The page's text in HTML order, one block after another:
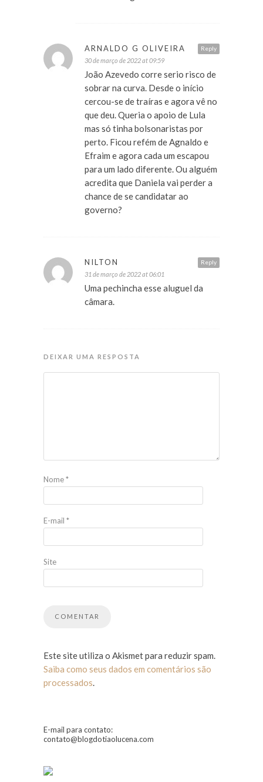
Reply
ARNALDO G OLIVEIRA
30 de março de 2022 at 09:59
João Azevedo corre serio risco de
sobrar na curva. Desde o início
cercou-se de traíras e agora vê no
que deu. Queria o apoio de Lula
mas só tinha bolsonaristas por
perto. Ficou refém de Agnaldo e
Efraim e agora cada um escapou
para um lado diferente. Ou alguém
acredita que Daniela vai perder a
chance de se candidatar ao
governo?
Reply
NILTON
31 de março de 2022 at 06:01
Uma pechincha esse aluguel da
câmara.
DEIXAR UMA RESPOSTA
Nome*
E-mail *
Site
Este site utiliza o Akismet para reduzir spam.
Saiba como seus dados em comentários são
processados.
E-mail para contato:
contato@blogdotiaolucena.com